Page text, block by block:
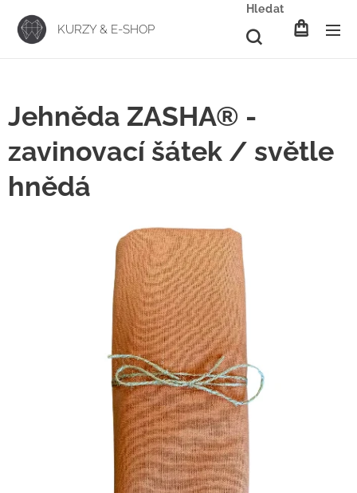
KURZY & E-SHOP
Hledat
Jehněda ZASHA® -
zavinovací šátek / světle
hnědá